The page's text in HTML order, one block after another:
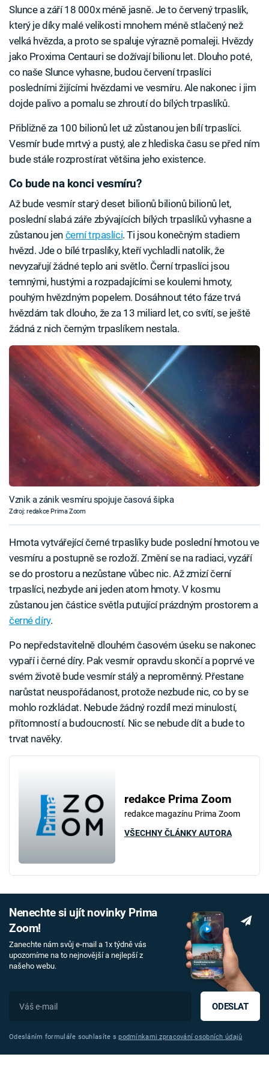
Slunce a září 18 000x méně jasně. Je to červený trpaslík,
který je díky malé velikosti mnohem méně stlačený než
velká hvězda, a proto se spaluje výrazně pomaleji. Hvězdy
jako Proxima Centauri se dožívají bilionu let. Dlouho poté,
co naše Slunce vyhasne, budou červení trpaslíci
posledními žijícími hvězdami ve vesmíru. Ale nakonec i jim
dojde palivo a pomalu se zhroutí do bílých trpaslíků.
Přibližně za 100 bilionů let už zůstanou jen bílí trpaslíci.
Vesmír bude mrtvý a pustý, ale z hlediska času se před ním
bude stále rozprostírat většina jeho existence.
Co bude na konci vesmíru?
Až bude vesmír starý deset bilionů bilionů bilionů let,
poslední slabá záře zbývajících bílých trpaslíků vyhasne a
zůstanou jen černí trpaslíci. Ti jsou konečným stadiem
hvězd. Jde o bílé trpaslíky, kteří vychladli natolik, že
nevyzařují žádné teplo ani světlo. Černí trpaslíci jsou
temnými, hustými a rozpadajícími se koulemi hmoty,
pouhým hvězdným popelem. Dosáhnout této fáze trvá
hvězdám tak dlouho, že za 13 miliard let, co svítí, se ještě
žádná z nich černým trpaslíkem nestala.
Vznik a zánik vesmíru spojuje časová šipka
Zdroj: redakce Prima Zoom
Hmota vytvářející černé trpaslíky bude poslední hmotou ve
vesmíru a postupně se rozloží. Změní se na radiaci, vyzáří
se do prostoru a nezůstane vůbec nic. Až zmizí černí
trpaslíci, nezbyde ani jeden atom hmoty. V kosmu
zůstanou jen částice světla putující prázdným prostorem a
černé díry.
Po nepředstavitelně dlouhém časovém úseku se nakonec
vypaří i černé díry. Pak vesmír opravdu skončí a poprvé ve
svém životě bude vesmír stálý a neproměnný. Přestane
narůstat neuspořádanost, protože nezbude nic, co by se
mohlo rozkládat. Nebude žádný rozdíl mezi minulostí,
přítomností a budoucností. Nic se nebude dít a bude to
trvat navěky.
redakce Prima Zoom
redakce magazínu Prima Zoom
VŠECHNY ČLÁNKY AUTORA
Nenechte si ujít novinky Prima
Zoom!
Zanechte nám svůj e-mail a 1x týdně vás
upozorníme na to nejnovější a nejlepší z
našeho webu.
ODESLAT
Odesláním formuláře souhlasíte spodmínkami zpracování osobních údajů